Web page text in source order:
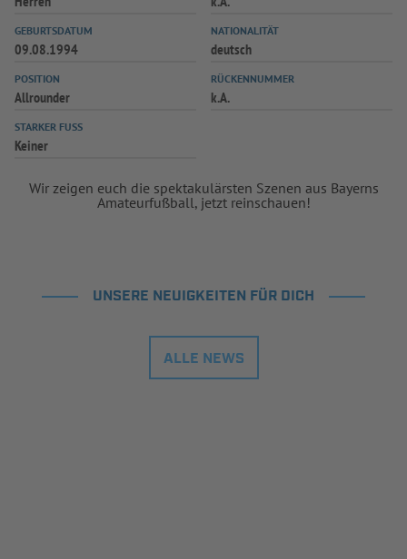
GEBURTSDATUM
09.08.1994
NATIONALITÄT
deutsch
POSITION
Allrounder
RÜCKENNUMMER
k.A.
STARKER FUSS
Keiner
Wir zeigen euch die spektakulärsten Szenen aus Bayerns
Amateurfußball, jetzt reinschauen!
UNSERE NEUIGKEITEN FÜR DICH
ALLE NEWS